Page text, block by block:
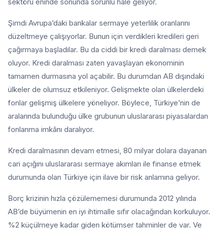
Şimdi Avrupa’daki bankalar sermaye yeterlilik oranlarını
düzeltmeye çalışıyorlar. Bunun için verdikleri kredileri geri
çağırmaya başladılar. Bu da ciddi bir kredi daralması demek
oluyor. Kredi daralması zaten yavaşlayan ekonominin
tamamen durmasına yol açabilir. Bu durumdan AB dışındaki
ülkeler de olumsuz etkileniyor. Gelişmekte olan ülkelerdeki
fonlar gelişmiş ülkelere yöneliyor. Böylece, Türkiye’nin de
aralarında bulunduğu ülke grubunun uluslararası piyasalardan
fonlanma imkânı daralıyor.
Kredi daralmasının devam etmesi, 80 milyar dolara dayanan
cari açığını uluslararası sermaye akımları ile finanse etmek
durumunda olan Türkiye için ilave bir risk anlamına geliyor.
Borç krizinin hızla çözülememesi durumunda 2012 yılında
AB’de büyümenin en iyi ihtimalle sıfır olacağından korkuluyor.
%2 küçülmeye kadar giden kötümser tahminler de var. Ve